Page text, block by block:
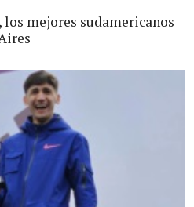
mejores sudamericanos